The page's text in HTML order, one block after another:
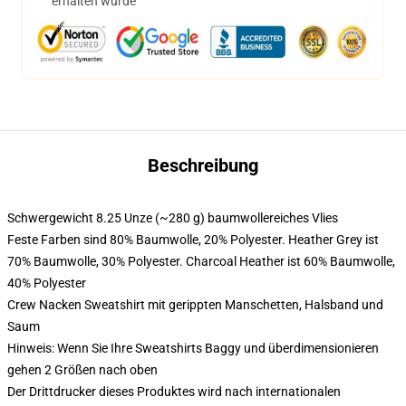
Beschreibung
Schwergewicht 8.25 Unze (~280 g) baumwollereiches Vlies
Feste Farben sind 80% Baumwolle, 20% Polyester. Heather Grey ist
70% Baumwolle, 30% Polyester. Charcoal Heather ist 60% Baumwolle,
40% Polyester
Crew Nacken Sweatshirt mit gerippten Manschetten, Halsband und
Saum
Hinweis: Wenn Sie Ihre Sweatshirts Baggy und überdimensionieren
gehen 2 Größen nach oben
Der Drittdrucker dieses Produktes wird nach internationalen